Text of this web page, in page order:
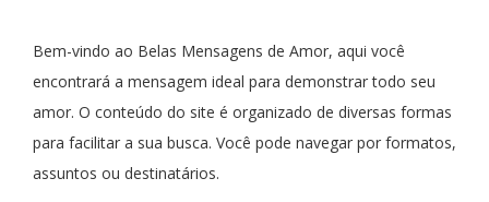
Bem-vindo ao Belas Mensagens de Amor, aqui você
encontrará a mensagem ideal para demonstrar todo seu
amor. O conteúdo do site é organizado de diversas formas
para facilitar a sua busca. Você pode navegar por formatos,
assuntos ou destinatários.